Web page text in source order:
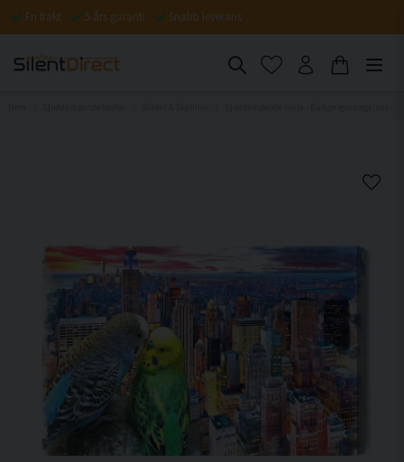
Fri frakt 5 års garanti Snabb leverans